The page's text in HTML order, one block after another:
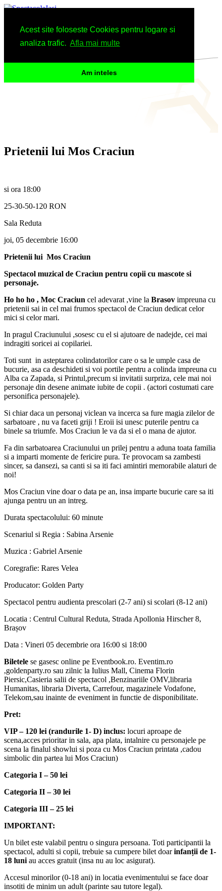
Acest site foloseste Cookies pentru logare si
analiza trafic. Afla mai multe
Am inteles
Spectacole
Arhiva
Informatii
Prietenii lui Mos Craciun
si ora 18:00
25-30-50-120 RON
Sala Reduta
joi, 05 decembrie 16:00
Prietenii lui Mos Craciun
Spectacol muzical de Craciun pentru copii cu mascote si
personaje.
Ho ho ho , Moc Craciun cel adevarat ,vine la Brasov impreuna cu
prietenii sai in cel mai frumos spectacol de Craciun dedicat celor
mici si celor mari.
In pragul Craciunului ,sosesc cu el si ajutoare de nadejde, cei mai
indragiti soricei ai copilariei.
Toti sunt in asteptarea colindatorilor care o sa le umple casa de
bucurie, asa ca deschideti si voi portile pentru a colinda impreuna cu
Alba ca Zapada, si Printul,precum si invitatii surpriza, cele mai noi
personaje din desene animate iubite de copii . (actori costumati care
personifica personajele).
Si chiar daca un personaj viclean va incerca sa fure magia zilelor de
sarbatoare , nu va faceti griji ! Eroii isi unesc puterile pentru ca
binele sa triumfe. Mos Craciun le va da si el o mana de ajutor.
Fa din sarbatoarea Craciunului un prilej pentru a aduna toata familia
si a imparti momente de fericire pura. Te provocam sa zambesti
sincer, sa dansezi, sa canti si sa iti faci amintiri memorabile alaturi de
noi!
Mos Craciun vine doar o data pe an, insa imparte bucurie care sa iti
ajunga pentru un an intreg.
Durata spectacolului: 60 minute
Scenariul si Regia : Sabina Arsenie
Muzica : Gabriel Arsenie
Coregrafie: Rares Velea
Producator: Golden Party
Spectacol pentru audienta prescolari (2-7 ani) si scolari (8-12 ani)
Locatia : Centrul Cultural Reduta, Strada Apollonia Hirscher 8,
Brașov
Data : Vineri 05 decembrie ora 16:00 si 18:00
Biletele se gasesc online pe Eventbook.ro. Eventim.ro
,goldenparty.ro sau zilnic la Iulius Mall, Cinema Florin
Piersic,Casieria salii de spectacol ,Benzinariile OMV,libraria
Humanitas, libraria Diverta, Carrefour, magazinele Vodafone,
Telekom,sau inainte de eveniment in functie de disponibilitate.
Pret:
VIP – 120 lei (randurile 1- D) inclus: locuri aproape de
scena,acces prioritar in sala, apa plata, intalnire cu personajele pe
scena la finalul showlui si poza cu Mos Craciun printata ,cadou
simbolic din partea lui Mos Craciun)
Categoria I – 50 lei
Categoria II – 30 lei
Categoria III – 25 lei
IMPORTANT:
Un bilet este valabil pentru o singura persoana. Toti participantii la
spectacol, adulti si copii, trebuie sa cumpere bilet doarinfanții de 1-
18 luni au acces gratuit (insa nu au loc asigurat).
Accesul minorilor (0-18 ani) in locatia evenimentului se face doar
insotiti de minim un adult (parinte sau tutore legal).